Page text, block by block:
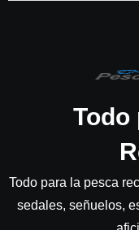
Todo
Todo para la pesca
sedales, señuelos,